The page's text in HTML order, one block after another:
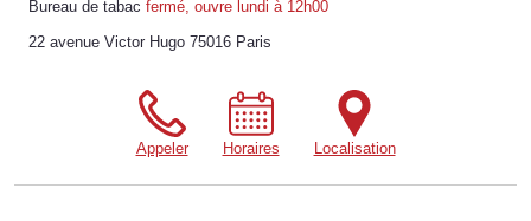
Bureau de tabac fermé, ouvre lundi à 12h00
22 avenue Victor Hugo 75016 Paris
Appeler Horaires Localisation